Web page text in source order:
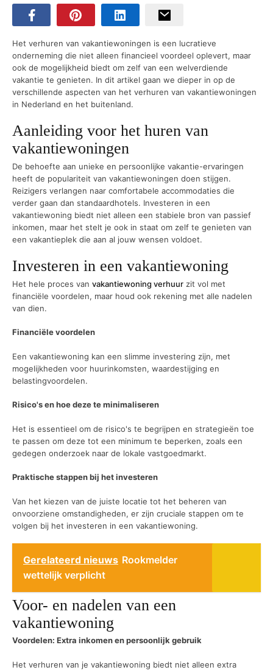
Het verhuren van vakantiewoningen is een lucratieve
onderneming die niet alleen financieel voordeel oplevert, maar
ook de mogelijkheid biedt om zelf van een welverdiende
vakantie te genieten. In dit artikel gaan we dieper in op de
verschillende aspecten van het verhuren van vakantiewoningen
in Nederland en het buitenland.
Aanleiding voor het huren van
vakantiewoningen
De behoefte aan unieke en persoonlijke vakantie-ervaringen
heeft de populariteit van vakantiewoningen doen stijgen.
Reizigers verlangen naar comfortabele accommodaties die
verder gaan dan standaardhotels. Investeren in een
vakantiewoning biedt niet alleen een stabiele bron van passief
inkomen, maar het stelt je ook in staat om zelf te genieten van
een vakantieplek die aan al jouw wensen voldoet.
Investeren in een vakantiewoning
Het hele proces van vakantiewoning verhuur zit vol met
financiële voordelen, maar houd ook rekening met alle nadelen
van dien.
Financiële voordelen
Een vakantiewoning kan een slimme investering zijn, met
mogelijkheden voor huurinkomsten, waardestijging en
belastingvoordelen.
Risico's en hoe deze te minimaliseren
Het is essentieel om de risico's te begrijpen en strategieën toe
te passen om deze tot een minimum te beperken, zoals een
gedegen onderzoek naar de lokale vastgoedmarkt.
Praktische stappen bij het investeren
Van het kiezen van de juiste locatie tot het beheren van
onvoorziene omstandigheden, er zijn cruciale stappen om te
volgen bij het investeren in een vakantiewoning.
Gerelateerd nieuws Rookmelder
wettelijk verplicht
Voor- en nadelen van een
vakantiewoning
Voordelen: Extra inkomen en persoonlijk gebruik
Het verhuren van je vakantiewoning biedt niet alleen extra